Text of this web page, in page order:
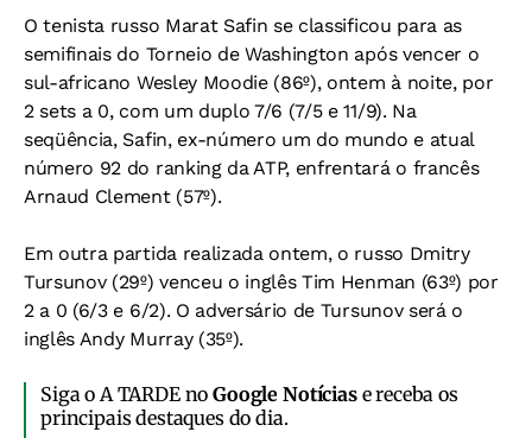
O tenista russo Marat Safin se classificou para as
semifinais do Torneio de Washington após vencer o
sul-africano Wesley Moodie (86º), ontem à noite, por
2 sets a 0, com um duplo 7/6 (7/5 e 11/9). Na
seqüência, Safin, ex-número um do mundo e atual
número 92 do ranking da ATP, enfrentará o francês
Arnaud Clement (57º).
Em outra partida realizada ontem, o russo Dmitry
Tursunov (29º) venceu o inglês Tim Henman (63º) por
2 a 0 (6/3 e 6/2). O adversário de Tursunov será o
inglês Andy Murray (35º).
Siga o A TARDE noGoogle Notíciase receba os
principais destaques do dia.